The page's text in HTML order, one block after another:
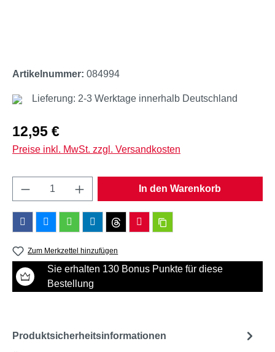
Artikelnummer: 084994
Lieferung: 2-3 Werktage innerhalb Deutschland
Regulärer Preis:
12,95 €
Preise inkl. MwSt. zzgl. Versandkosten
Produkt Anzahl: Gib den gewünschten
In den Warenkorb
Zum Merkzettel hinzufügen
Sie erhalten 130 Bonus Punkte für diese
Bestellung
Produktsicherheitsinformationen